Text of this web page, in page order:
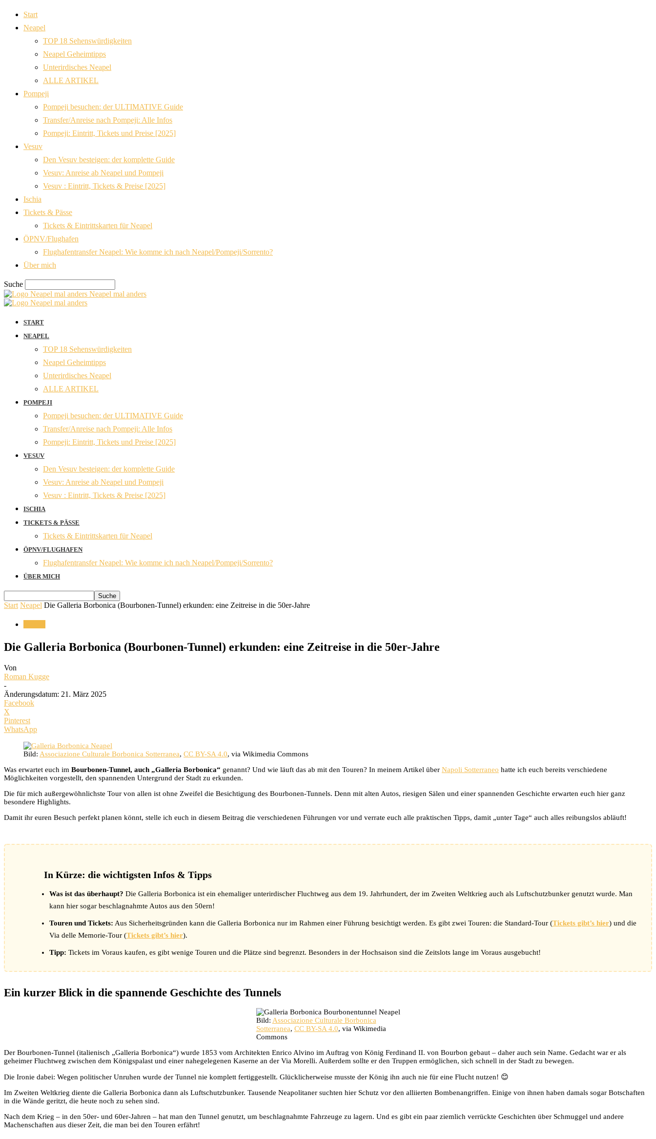
Start
Neapel
TOP 18 Sehenswürdigkeiten
Neapel Geheimtipps
Unterirdisches Neapel
ALLE ARTIKEL
Pompeji
Pompeji besuchen: der ULTIMATIVE Guide
Transfer/Anreise nach Pompeji: Alle Infos
Pompeji: Eintritt, Tickets und Preise [2025]
Vesuv
Den Vesuv besteigen: der komplette Guide
Vesuv: Anreise ab Neapel und Pompeji
Vesuv : Eintritt, Tickets & Preise [2025]
Ischia
Tickets & Pässe
Tickets & Eintrittskarten für Neapel
ÖPNV/Flughafen
Flughafentransfer Neapel: Wie komme ich nach Neapel/Pompeji/Sorrento?
Über mich
Suche
Neapel mal anders
START
NEAPEL
TOP 18 Sehenswürdigkeiten
Neapel Geheimtipps
Unterirdisches Neapel
ALLE ARTIKEL
POMPEJI
Pompeji besuchen: der ULTIMATIVE Guide
Transfer/Anreise nach Pompeji: Alle Infos
Pompeji: Eintritt, Tickets und Preise [2025]
VESUV
Den Vesuv besteigen: der komplette Guide
Vesuv: Anreise ab Neapel und Pompeji
Vesuv : Eintritt, Tickets & Preise [2025]
ISCHIA
TICKETS & PÄSSE
Tickets & Eintrittskarten für Neapel
ÖPNV/FLUGHAFEN
Flughafentransfer Neapel: Wie komme ich nach Neapel/Pompeji/Sorrento?
ÜBER MICH
Start Neapel Die Galleria Borbonica (Bourbonen-Tunnel) erkunden: eine Zeitreise in die 50er-Jahre
Die Galleria Borbonica (Bourbonen-Tunnel) erkunden: eine Zeitreise in die 50er-Jahre
Von
Roman Kugge
-
Änderungsdatum: 21. März 2025
Facebook
X
Pinterest
WhatsApp
Bild: Associazione Culturale Borbonica Sotterranea, CC BY-SA 4.0, via Wikimedia Commons
Was erwartet euch im Bourbonen-Tunnel, auch „Galleria Borbonica“ genannt? Und wie läuft das ab mit den Touren? In meinem Artikel über Napoli Sotterraneo hatte ich euch bereits verschiedene
Möglichkeiten vorgestellt, den spannenden Untergrund der Stadt zu erkunden.
Die für mich außergewöhnlichste Tour von allen ist ohne Zweifel die Besichtigung des Bourbonen-Tunnels. Denn mit alten Autos, riesigen Sälen und einer spannenden Geschichte erwarten euch hier ganz
besondere Highlights.
Damit ihr euren Besuch perfekt planen könnt, stelle ich euch in diesem Beitrag die verschiedenen Führungen vor und verrate euch alle praktischen Tipps, damit „unter Tage“ auch alles reibungslos abläuft!
In Kürze: die wichtigsten Infos & Tipps
Was ist das überhaupt? Die Galleria Borbonica ist ein ehemaliger unterirdischer Fluchtweg aus dem 19. Jahrhundert, der im Zweiten Weltkrieg auch als Luftschutzbunker genutzt wurde. Man
kann hier sogar beschlagnahmte Autos aus den 50ern!
Touren und Tickets: Aus Sicherheitsgründen kann die Galleria Borbonica nur im Rahmen einer Führung besichtigt werden. Es gibt zwei Touren: die Standard-Tour (Tickets gibt’s hier) und die
Via delle Memorie-Tour (Tickets gibt’s hier).
Tipp: Tickets im Voraus kaufen, es gibt wenige Touren und die Plätze sind begrenzt. Besonders in der Hochsaison sind die Zeitslots lange im Voraus ausgebucht!
Ein kurzer Blick in die spannende Geschichte des Tunnels
Bild: Associazione Culturale Borbonica
Sotterranea, CC BY-SA 4.0, via Wikimedia
Commons
Der Bourbonen-Tunnel (italienisch „Galleria Borbonica“) wurde 1853 vom Architekten Enrico Alvino im Auftrag von König Ferdinand II. von Bourbon gebaut – daher auch sein Name. Gedacht war er als
geheimer Fluchtweg zwischen dem Königspalast und einer nahegelegenen Kaserne an der Via Morelli. Außerdem sollte er den Truppen ermöglichen, sich schnell in der Stadt zu bewegen.
Die Ironie dabei: Wegen politischer Unruhen wurde der Tunnel nie komplett fertiggestellt. Glücklicherweise musste der König ihn auch nie für eine Flucht nutzen! 😊
Im Zweiten Weltkrieg diente die Galleria Borbonica dann als Luftschutzbunker. Tausende Neapolitaner suchten hier Schutz vor den alliierten Bombenangriffen. Einige von ihnen haben damals sogar Botschaften
in die Wände geritzt, die heute noch zu sehen sind.
Nach dem Krieg – in den 50er- und 60er-Jahren – hat man den Tunnel genutzt, um beschlagnahmte Fahrzeuge zu lagern. Und es gibt ein paar ziemlich verrückte Geschichten über Schmuggel und andere
Machenschaften aus dieser Zeit, die man bei den Touren erfährt!